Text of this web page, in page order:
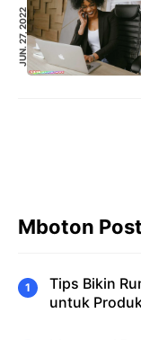
JUN. 27, 2022
Mboton
Tips Bikin
untuk